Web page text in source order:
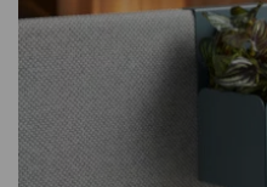
einer ruhigeren
sich besonders gut für offene
großer Bedarf an flexibler
Fußpaket für einfache
komplettes Fußpaket
die die Installation einfach
die Boden-Trennwände